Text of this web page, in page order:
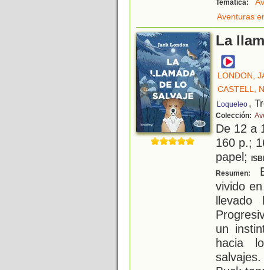
Temática:
Aventuras
La
LONDON,
CASTELL,
Loqueleo ,
Colección:
De 12 a
160 p.;
papel;
Resumen:
vivido
un
hacia